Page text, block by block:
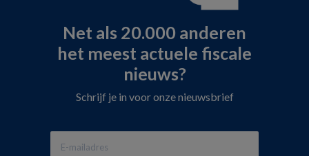
Net als 20.000 anderen
het meest actuele fiscale
nieuws?
Schrijf je in voor onze nieuwsbrief